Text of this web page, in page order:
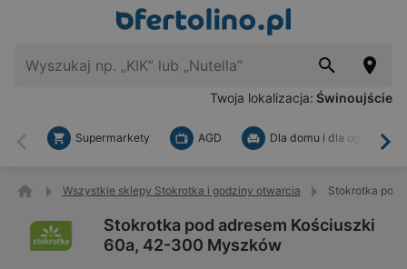
Twoja lokalizacja: Świnoujście
Wstecz
Supermarkety AGD Dla domu i dla ogrodu
Wszystkie sklepy Stokrotka i godziny otwarcia Stokrotka pod
Stokrotka pod adresem Kościuszki
60a, 42-300 Myszków